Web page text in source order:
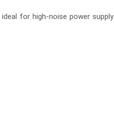
for high-noise power supply